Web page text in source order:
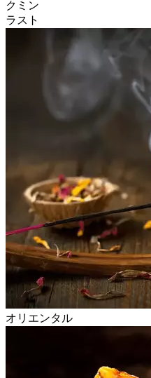
クミン
ラスト
オリエンタル